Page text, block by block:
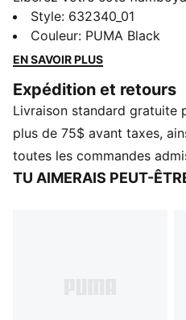
décontractée à motif
broderie du logo PUMA
démarquer, ce morceau
CARACTÉRISTIQUES ET
Fabriqué à partir d’au
recyclés.
DÉTAILS
Coupe décontractée
Style: 632340_01
Couleur: PUMA Black
EN SAVOIR PLUS
Expédition et retours
Livraison standard gratuite
plus de 75$ avant taxes,
toutes les commandes
TU AIMERAIS PEUT-